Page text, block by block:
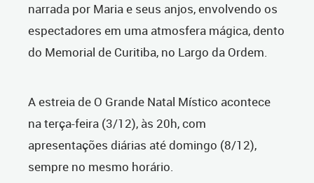
narrada por Maria e seus anjos, envolvendo os
espectadores em uma atmosfera mágica, dento
do Memorial de Curitiba, no Largo da Ordem.
A estreia de O Grande Natal Místico acontece
na terça-feira (3/12), às 20h, com
apresentações diárias até domingo (8/12),
sempre no mesmo horário.